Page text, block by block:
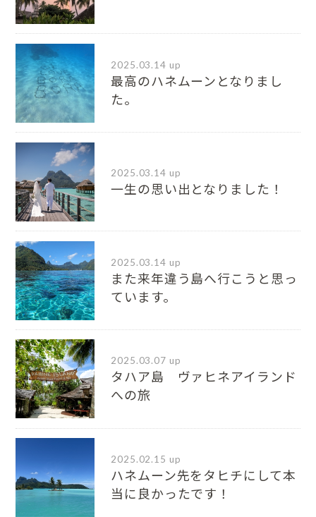
2025.03.14 up
最高のハネムーンとなりまし
た。
2025.03.14 up
一生の思い出となりました！
2025.03.14 up
また来年違う島へ行こうと思っ
ています。
2025.03.07 up
タハア島 ヴァヒネアイランド
への旅
2025.02.15 up
ハネムーン先をタヒチにして本
当に良かったです！